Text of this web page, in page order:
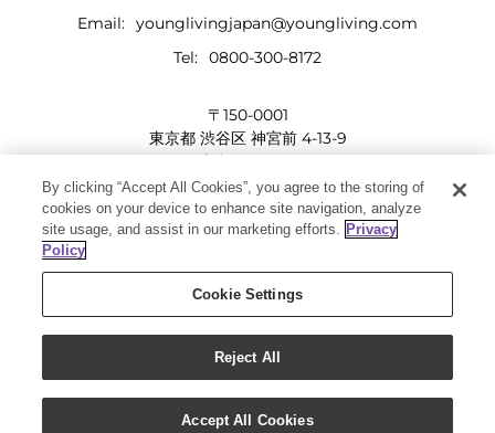
Email: younglivingjapan@youngliving.com
Tel: 0800-300-8172
〒150-0001
東京都 渋谷区 神宮前 4-13-9
表参道LHビル
Copyright 2019 - Young Living Essential Oils | All Rights Reserved
FacebookTwitterInstagramPinterest
By clicking “Accept All Cookies”, you agree to the storing of
cookies on your device to enhance site navigation, analyze
site usage, and assist in our marketing efforts. Privacy
Policy
Cookie Settings
Reject All
Accept All Cookies